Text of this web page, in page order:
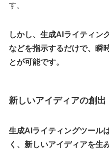
す。
しかし、生成AIライティン
などを指示するだけで、瞬
とが可能です。
新しいアイディアの創出
生成AIライティングツール
く、新しいアイディアを生